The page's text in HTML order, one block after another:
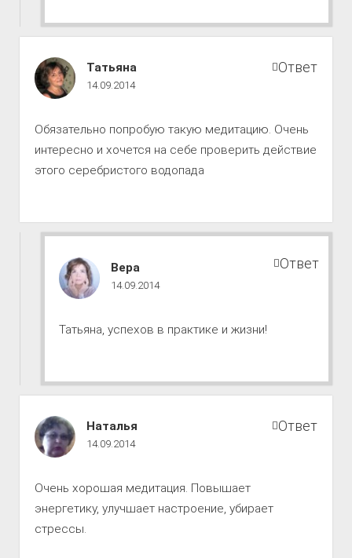
Путь
к
комментарии
Татьяна
14.09.2014
Обязательно попробую такую медитацию. Очень
интересно и хочется на себе проверить действие
этого серебристого водопада
Ответ
Путь
к
комментарии
Вера
14.09.2014
Татьяна, успехов в практике и жизни!
Ответ
Путь
к
комментарии
Наталья
14.09.2014
Очень хорошая медитация. Повышает
энергетику, улучшает настроение, убирает
стрессы.
Ответ